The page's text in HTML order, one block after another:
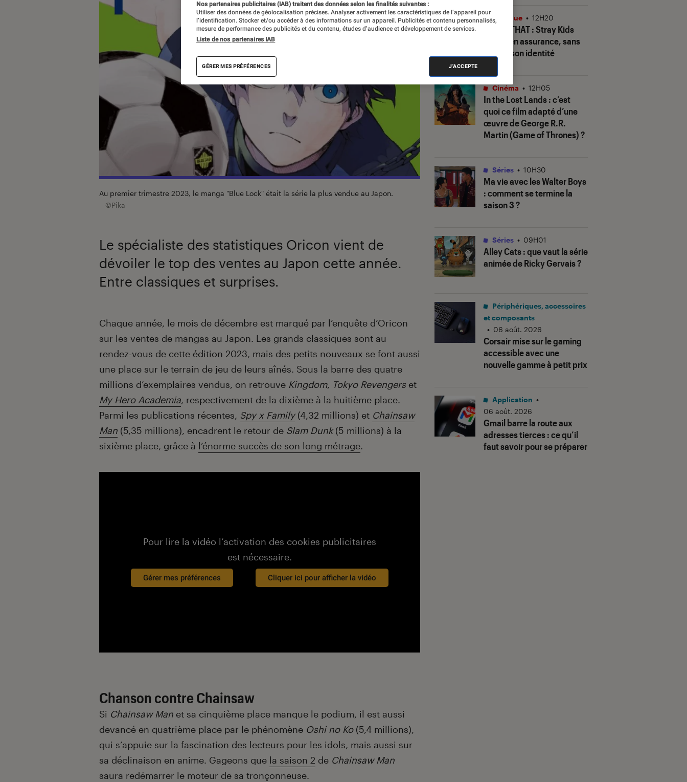
Au premier trimestre 2023, le manga "Blue Lock" était la série la plus vendue au Japon.
©Pika
Le spécialiste des statistiques Oricon vient de
dévoiler le top des ventes au Japon cette année.
Entre classiques et surprises.
Introduction
Chaque année, le mois de décembre est marqué par l’enquête d’Oricon
sur les ventes de mangas au Japon. Les grands classiques sont au
rendez-vous de cette édition 2023, mais des petits nouveaux se font aussi
une place sur le terrain de jeu de leurs aînés. Sous la barre des quatre
millions d’exemplaires vendus, on retrouve Kingdom, Tokyo Revengerset
My Hero Academia, respectivement de la dixième à la huitième place.
Parmi les publications récentes, Spy x Family(4,32 millions) et Chainsaw
Man (5,35 millions), encadrent le retour de Slam Dunk(5 millions) à la
sixième place, grâce à l’énorme succès de son long métrage.
Pour lire la vidéo l’activation des cookies publicitaires
est nécessaire.
Gérer mes préférences Cliquer ici pour afficher la vidéo
Chanson contre Chainsaw
Si Chainsaw Man et sa cinquième place manque le podium, il est aussi
devancé en quatrième place par le phénomène Oshi no Ko(5,4 millions),
qui s’appuie sur la fascination des lecteurs pour les idols, mais aussi sur
sa déclinaison en anime. Gageons que la saison 2 de Chainsaw Man
saura redémarrer le moteur de sa tronçonneuse.
THIS & THAT: Stray Kids
gagne en assurance, sans
perdre son identité
Musique • 12H20
In the Lost Lands: c’est
quoi ce film adapté d’une
œuvre de George R.R.
Martin (Game of Thrones) ?
Cinéma • 12H05
Ma vie avec les Walter Boys
: comment se termine la
saison 3 ?
Séries • 10H30
Alley Cats: que vaut la série
animée de Ricky Gervais ?
Séries • 09H01
Corsair mise sur le gaming
accessible avec une
nouvelle gamme à petit prix
Périphériques, accessoires
et composants
• 06 août. 2026
Gmail barre la route aux
adresses tierces : ce qu’il
faut savoir pour se préparer
Application •
06 août. 2026
Nos partenaires publicitaires (IAB) traitent des données selon les finalités suivantes :
Utiliser des données de géolocalisation précises. Analyser activement les caractéristiques de l’appareil pour
l’identification. Stocker et/ou accéder à des informations sur un appareil. Publicités et contenu personnalisés,
mesure de performance des publicités et du contenu, études d’audience et développement de services.
Liste de nos partenaires IAB
GÉRER MES PRÉFÉRENCES J'ACCEPTE